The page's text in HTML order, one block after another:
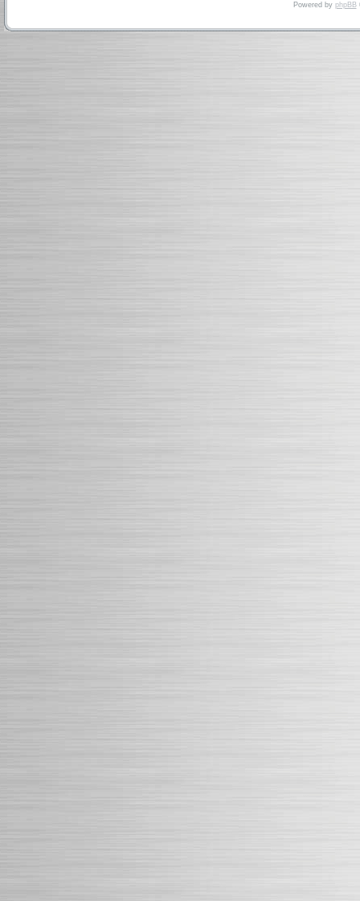
Powered by phpBB